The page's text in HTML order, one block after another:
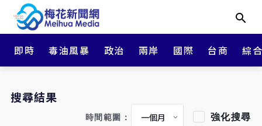
即時 毒油風暴 政治 兩岸 國際 台商 綜
搜尋結果
時間範圍： 強化搜尋